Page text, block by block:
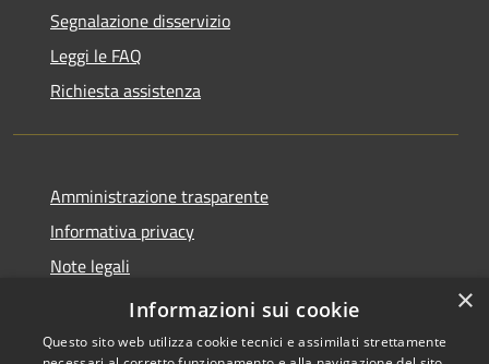
Segnalazione disservizio
Leggi le FAQ
Richiesta assistenza
Amministrazione trasparente
Informativa privacy
Note legali
Dichiarazione di accessibilità
×
Informazioni sui cookie
Questo sito web utilizza cookie tecnici e assimilati strettamente